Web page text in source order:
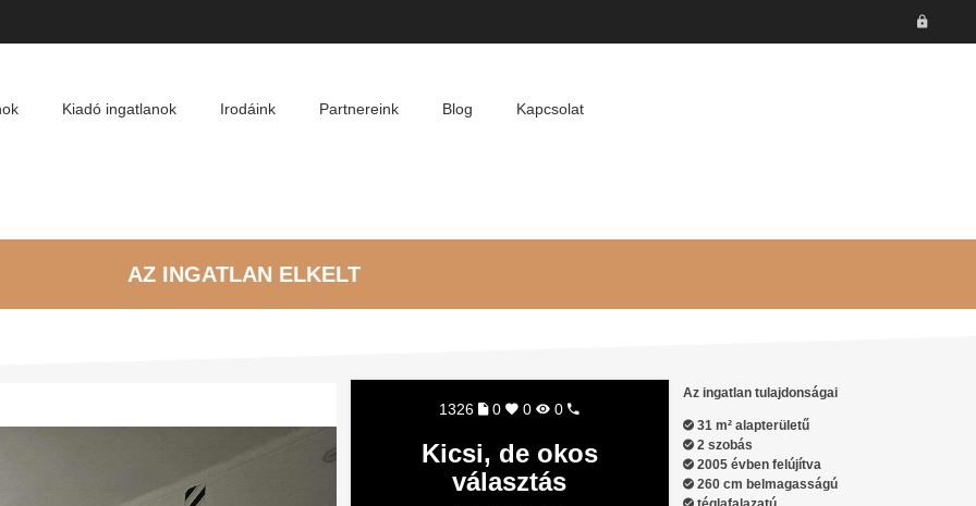
Kiadó ingatlanok Irodáink Partnereink Blog Kapcsolat
AZ INGATLAN ELKELT
1326 0 0 0
Kicsi, de okos
választás
Az ingatlan tulajdonságai
31 m² alapterületű
2 szobás
2005 évben felújítva
260 cm belmagasságú